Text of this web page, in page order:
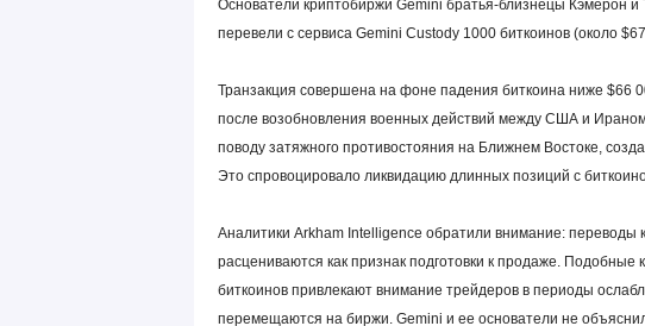
Основатели криптобиржи Gemini братья-близнецы Кэмерон
перевели с сервиса Gemini Custody 1000 биткоинов (около
Транзакция совершена на фоне падения биткоина ниже $66
после возобновления военных действий между США и
поводу затяжного противостояния на Ближнем Востоке,
Это спровоцировало ликвидацию длинных позиций с
Аналитики Arkham Intelligence обратили внимание: переводы
расцениваются как признак подготовки к продаже.
биткоинов привлекают внимание трейдеров в периоды
перемещаются на биржи. Gemini и ее основатели не